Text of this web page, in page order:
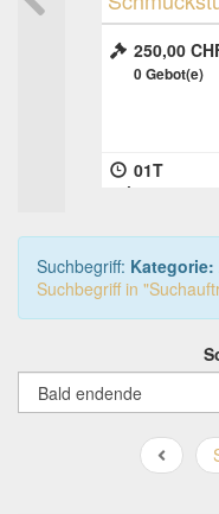
Silber
250,00
0Gebot(e)
01T
11h:09m:34s
Suchbegriff:
Suchbegriff in